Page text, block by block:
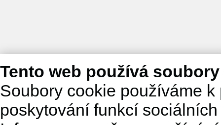
Tento web používá
Soubory cookie používáme
poskytování funkcí